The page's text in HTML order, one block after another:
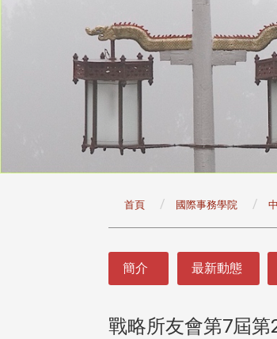
首頁 國際事務學院
簡介 最新動態
戰略所友會第7屆